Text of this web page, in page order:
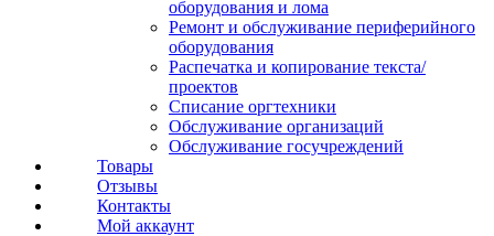
оборудования и лома
Ремонт и обслуживание периферийного
оборудования
Распечатка и копирование текста/
проектов
Списание оргтехники
Обслуживание организаций
Обслуживание госучреждений
Товары
Отзывы
Контакты
Мой аккаунт